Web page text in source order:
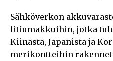
Sähköverkon
litiumakkuihin, jotka
Kiinasta, Japanista ja
merikontteihin